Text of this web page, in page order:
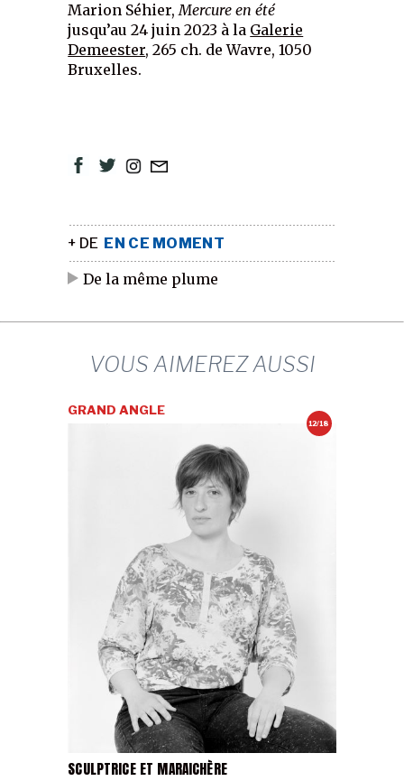
Marion Séhier,Mercure en été
jusqu’au 24 juin 2023 à la Galerie
Demeester, 265 ch. de Wavre, 1050
Bruxelles.
+ DE EN CE MOMENT
De la même plume
VOUS AIMEREZ AUSSI
12/18
SCULPTRICE ET MARAICHÈRE
GRAND ANGLE